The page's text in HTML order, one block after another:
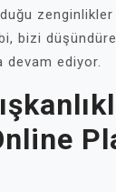
zenginlikler
bizi
devam ediyor.